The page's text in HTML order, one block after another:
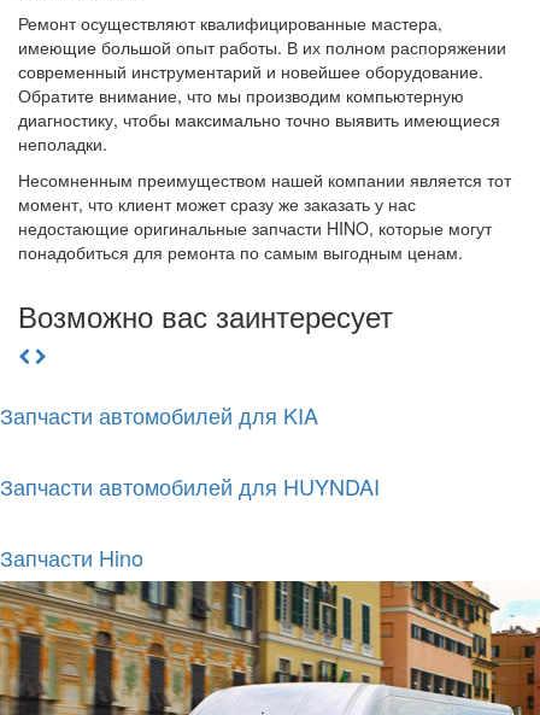
Ремонт осуществляют квалифицированные мастера,
имеющие большой опыт работы. В их полном распоряжении
современный инструментарий и новейшее оборудование.
Обратите внимание, что мы производим компьютерную
диагностику, чтобы максимально точно выявить имеющиеся
неполадки.
Несомненным преимуществом нашей компании является тот
момент, что клиент может сразу же заказать у нас
недостающие оригинальные запчасти HINO, которые могут
понадобиться для ремонта по самым выгодным ценам.
Возможно вас заинтересует
Запчасти автомобилей для KIA
Запчасти автомобилей для HUYNDAI
Запчасти Hino